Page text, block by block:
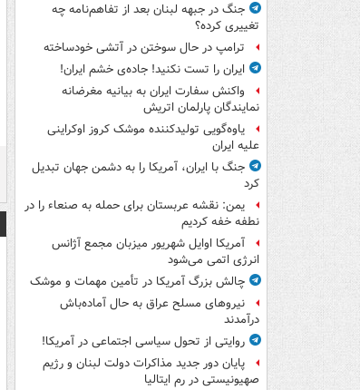
جنگ در جبهه لبنان بعد از تفاهم‌نامه چه
تغییری کرده؟
ترامپ در حال سوختن در آتشی خودساخته
ایران را تست نکنید! جاده‌ی خشم ایران!
واکنش سفارت ایران به بیانیه مغرضانه
نمایندگان پارلمان اتریش
یاوه‌گویی تولیدکننده موشک کروز اوکراینی
علیه ایران
جنگ با ایران، آمریکا را به دشمن جهان تبدیل
کرد
یمن: نقشه عربستان برای حمله به صنعاء را در
نطفه خفه کردیم
آمریکا اوایل شهریور میزبان مجمع آژانس
انرژی اتمی می‌شود
چالش بزرگ آمریکا در تأمین مهمات و موشک
نیروهای مسلح عراق به حال آماده‌باش
درآمدند
روایتی از تحول سیاسی اجتماعی در آمریکا!
پایان دور جدید مذاکرات دولت لبنان و رژیم
صهیونیستی در رم ایتالیا